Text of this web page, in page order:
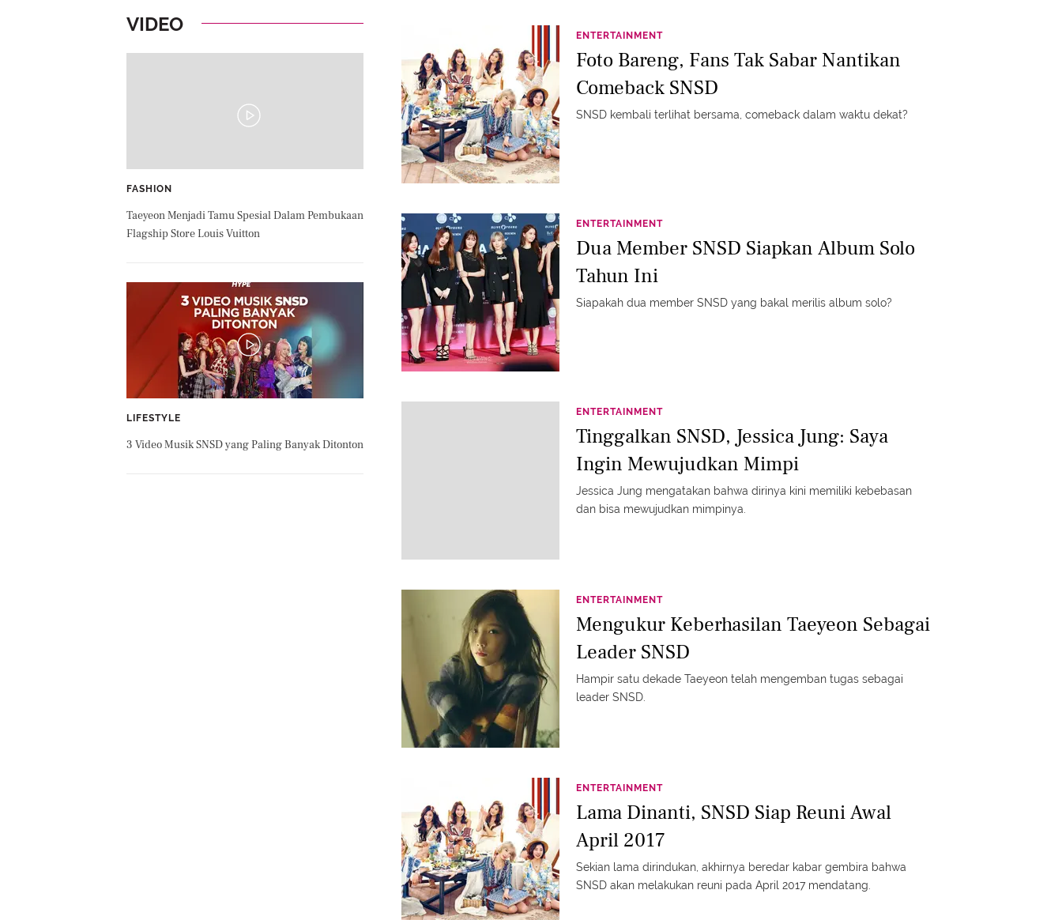
VIDEO
FASHION
Taeyeon Menjadi Tamu Spesial Dalam Pembukaan
Flagship Store Louis Vuitton
LIFESTYLE
3 Video Musik SNSD yang Paling Banyak Ditonton
ENTERTAINMENT
Foto Bareng, Fans Tak Sabar Nantikan
Comeback SNSD
SNSD kembali terlihat bersama, comeback dalam waktu dekat?
ENTERTAINMENT
Dua Member SNSD Siapkan Album Solo
Tahun Ini
Siapakah dua member SNSD yang bakal merilis album solo?
ENTERTAINMENT
Tinggalkan SNSD, Jessica Jung: Saya
Ingin Mewujudkan Mimpi
Jessica Jung mengatakan bahwa dirinya kini memiliki kebebasan
dan bisa mewujudkan mimpinya.
ENTERTAINMENT
Mengukur Keberhasilan Taeyeon Sebagai
Leader SNSD
Hampir satu dekade Taeyeon telah mengemban tugas sebagai
leader SNSD.
ENTERTAINMENT
Lama Dinanti, SNSD Siap Reuni Awal
April 2017
Sekian lama dirindukan, akhirnya beredar kabar gembira bahwa
SNSD akan melakukan reuni pada April 2017 mendatang.